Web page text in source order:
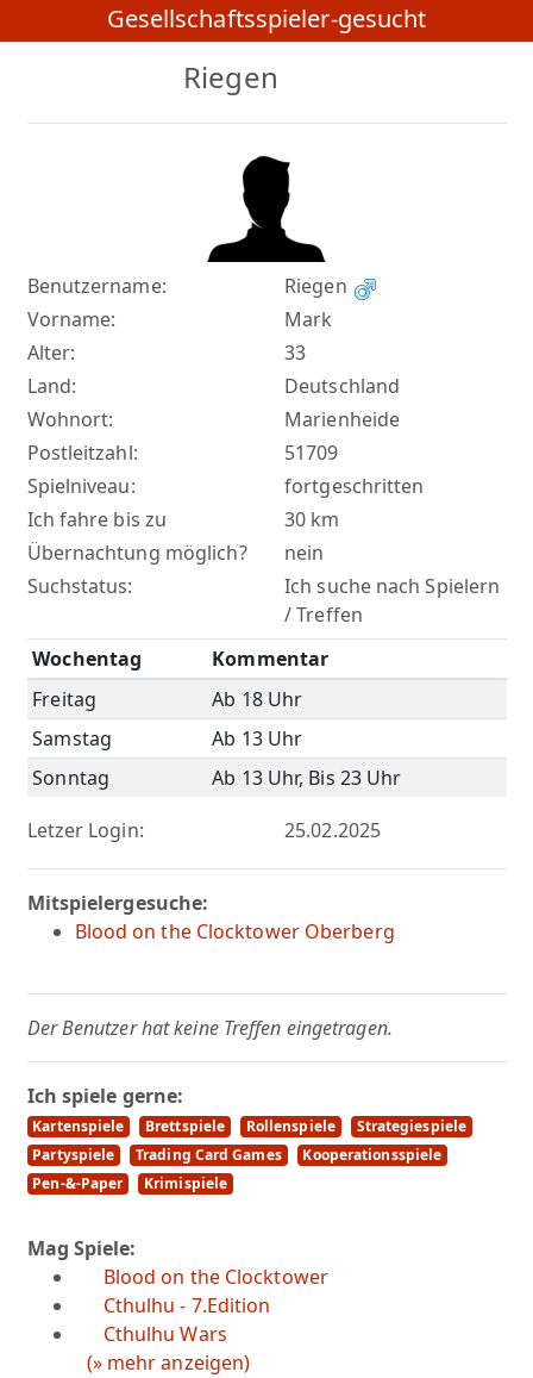
Gesellschaftsspieler-gesucht
Riegen
Benutzername:
Riegen
Vorname:
Mark
Alter:
33
Land:
Deutschland
Wohnort:
Marienheide
Postleitzahl:
51709
Spielniveau:
fortgeschritten
Ich fahre bis zu
30 km
Übernachtung möglich?
nein
Suchstatus:
Ich suche nach Spielern
/ Treffen
Wochentag
Kommentar
Freitag
Ab 18 Uhr
Samstag
Ab 13 Uhr
Sonntag
Ab 13 Uhr, Bis 23 Uhr
Letzer Login:
25.02.2025
Mitspielergesuche:
Blood on the Clocktower Oberberg
Der Benutzer hat keine Treffen eingetragen.
Ich spiele gerne:
Kartenspiele Brettspiele Rollenspiele
Strategiespiele
Partyspiele
Trading Card Games
Kooperationsspiele
Pen-&-Paper
Krimispiele
Mag Spiele:
Blood on the Clocktower
Cthulhu - 7.Edition
Cthulhu Wars
(» mehr anzeigen)